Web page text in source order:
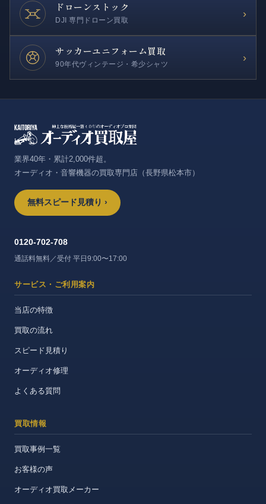
ドローンストック
DJI 専門ドローン買取
›
サッカーユニフォーム買取
90年代ヴィンテージ・希少シャツ
›
業界40年・累計2,000件超。
オーディオ・音響機器の買取専門店（長野県松本市）
無料スピード見積り ›
0120-702-708
通話料無料／受付 平日9:00〜17:00
サービス・ご利用案内
当店の特徴
買取の流れ
スピード見積り
オーディオ修理
よくある質問
買取情報
買取事例一覧
お客様の声
オーディオ買取メーカー